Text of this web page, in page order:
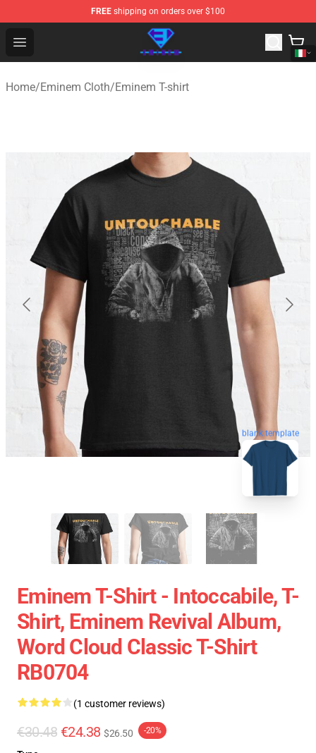
FREE shipping on orders over $100
Open menu
Eminem Store - Official Eminem Merchandise Shop
Home/Eminem Cloth/Eminem T-shirt
blank template
Eminem T-Shirt - Intoccabile, T-
Shirt, Eminem Revival Album,
Word Cloud Classic T-Shirt
RB0704
(1 customer reviews)
€30.48 €24.38 $26.50 -20%